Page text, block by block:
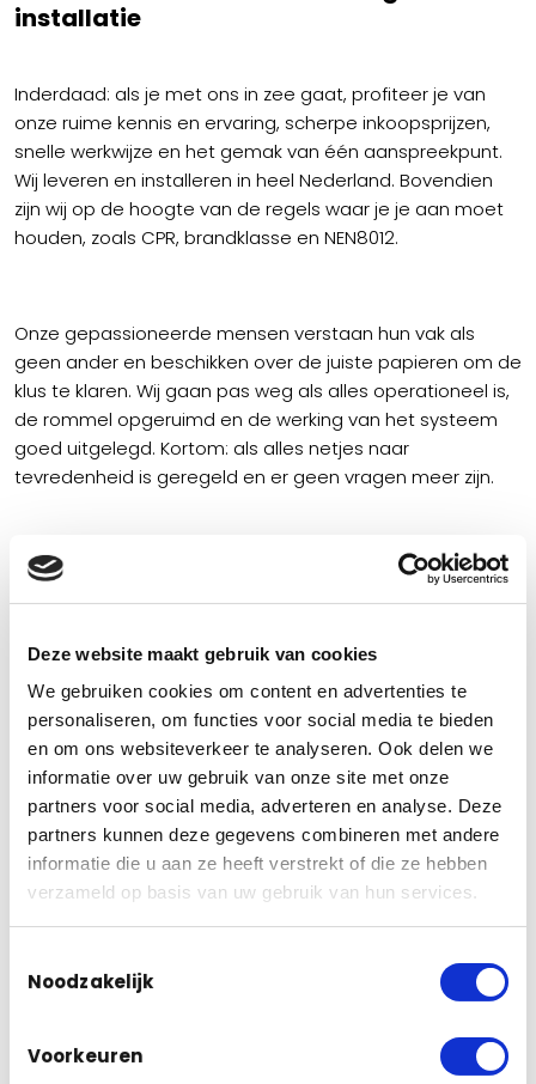
Deze website maakt gebruik van cookies
We gebruiken cookies om content en advertenties te
personaliseren, om functies voor social media te bieden
en om ons websiteverkeer te analyseren. Ook delen we
informatie over uw gebruik van onze site met onze
partners voor social media, adverteren en analyse. Deze
partners kunnen deze gegevens combineren met andere
informatie die u aan ze heeft verstrekt of die ze hebben
verzameld op basis van uw gebruik van hun services.
Noodzakelijk
Voorkeuren
installatie
Inderdaad: als je met ons in zee gaat, profiteer je van
onze ruime kennis en ervaring, scherpe inkoopsprijzen,
snelle werkwijze en het gemak van één aanspreekpunt.
Wij leveren en installeren in heel Nederland. Bovendien
zijn wij op de hoogte van de regels waar je je aan moet
houden, zoals CPR, brandklasse en NEN8012.
Onze gepassioneerde mensen verstaan hun vak als
geen ander en beschikken over de juiste papieren om de
klus te klaren. Wij gaan pas weg als alles operationeel is,
de rommel opgeruimd en de werking van het systeem
goed uitgelegd. Kortom: als alles netjes naar
tevredenheid is geregeld en er geen vragen meer zijn.
Meer dan alleen camerabewaking!
Bij ons ben je ook aan het juiste adres voor andere zaken,
Dekkende wifi-netwerken;
Netwerkbekabeling;
Glasvezelkabels;
Alarmsystemen;
Intercomsystemen;
En nog veel meer!
Meer weten? Neem gerust
met ons op, wij